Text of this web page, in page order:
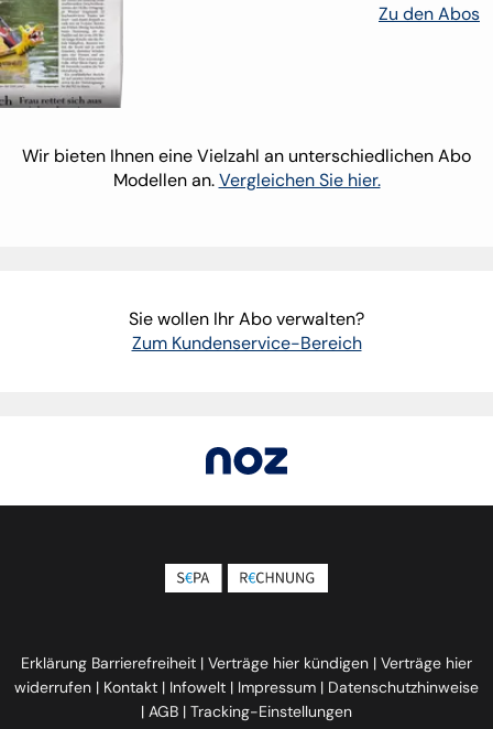
Zu den Abos
Wir bieten Ihnen eine Vielzahl an unterschiedlichen Abo
Modellen an. Vergleichen Sie hier.
Sie wollen Ihr Abo verwalten?
Zum Kundenservice-Bereich
Erklärung Barrierefreiheit | Verträge hier kündigen | Verträge hier
widerrufen | Kontakt | Infowelt | Impressum | Datenschutzhinweise
| AGB | Tracking-Einstellungen